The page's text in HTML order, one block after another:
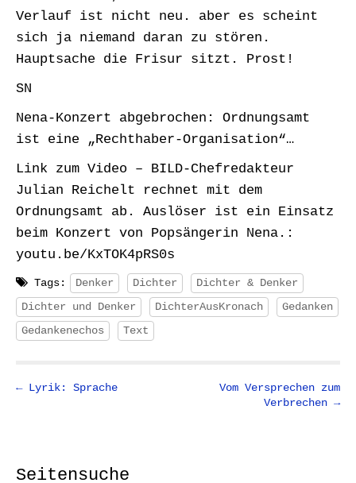
Verlauf ist nicht neu. aber es scheint
sich ja niemand daran zu stören.
Hauptsache die Frisur sitzt. Prost!
SN
Nena-Konzert abgebrochen: Ordnungsamt
ist eine „Rechthaber-Organisation“…
Link zum Video – BILD-Chefredakteur
Julian Reichelt rechnet mit dem
Ordnungsamt ab. Auslöser ist ein Einsatz
beim Konzert von Popsängerin Nena.:
youtu.be/KxTOK4pRS0s
Tags: Denker Dichter
Dichter & Denker
Dichter und Denker
DichterAusKronach
Gedanken
Gedankenechos
Text
P
n
← Lyrik: Sprache
Vom Versprechen zum
Verbrechen →
Seitensuche